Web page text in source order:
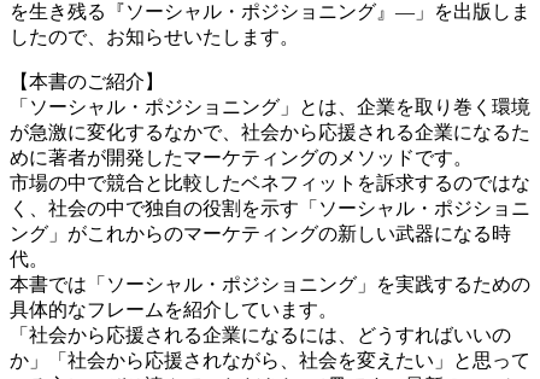
を生き残る『ソーシャル・ポジショニング』―」を出版しま
したので、お知らせいたします。
【本書のご紹介】
「ソーシャル・ポジショニング」とは、企業を取り巻く環境
が急激に変化するなかで、社会から応援される企業になるた
めに著者が開発したマーケティングのメソッドです。
市場の中で競合と比較したベネフィットを訴求するのではな
く、社会の中で独自の役割を示す「ソーシャル・ポジショニ
ング」がこれからのマーケティングの新しい武器になる時
代。
本書では「ソーシャル・ポジショニング」を実践するための
具体的なフレームを紹介しています。
「社会から応援される企業になるには、どうすればいいの
か」「社会から応援されながら、社会を変えたい」と思って